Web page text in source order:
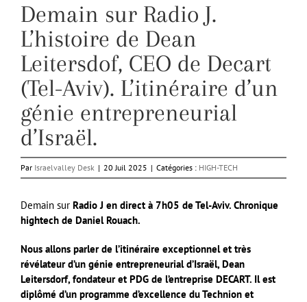
Demain sur Radio J.
L’histoire de Dean
Leitersdof, CEO de Decart
(Tel-Aviv). L’itinéraire d’un
génie entrepreneurial
d’Israël.
Par Israelvalley Desk | 20 Juil 2025 | Catégories : HIGH-TECH
Demain sur Radio J en direct à 7h05 de Tel-Aviv. Chronique
hightech de Daniel Rouach.
Nous allons parler de l’itinéraire exceptionnel et très
révélateur d’un génie entrepreneurial d’Israël, Dean
Leitersdorf, fondateur et PDG de l’entreprise DECART. Il est
diplômé d’un programme d’excellence du Technion et